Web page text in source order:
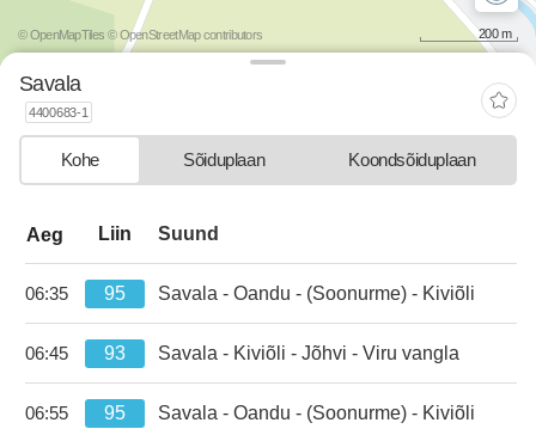
© OpenMapTiles © OpenStreetMap contributors 200 m
Savala
4400683-1
Kohe Sõiduplaan Koondsõiduplaan
Aeg Liin Suund
06:35
kell 06:35.
95 Savala - Oandu - (Soonurme) - Kiviõli
06:45
kell 06:45.
93 Savala - Kiviõli - Jõhvi - Viru vangla
06:55
kell 06:55.
95 Savala - Oandu - (Soonurme) - Kiviõli